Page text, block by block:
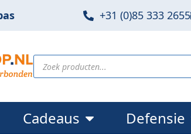
+31 (0)85 333 2655
Cadeaus Defensie